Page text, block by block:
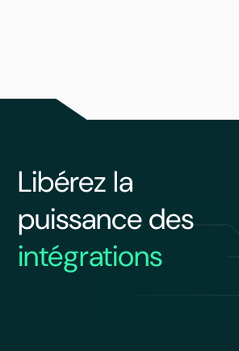
Libérez la
puissance des
intégrations